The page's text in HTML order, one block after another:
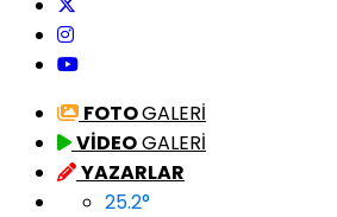
FOTOGALERİ
VİDEOGALERİ
YAZARLAR
25.2°